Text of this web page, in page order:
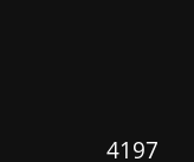
4197